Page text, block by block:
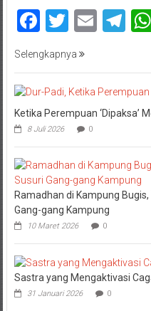
Facebook
Twitter
Email
Selengkapnya
Ketika Perempuan ‘Dipaksa’
8 Juli 2026 0
Ramadhan di Kampung
Gang-gang Kampung
10 Maret 2026 0
Sastra yang Mengaktivasi
31 Januari 2026 0